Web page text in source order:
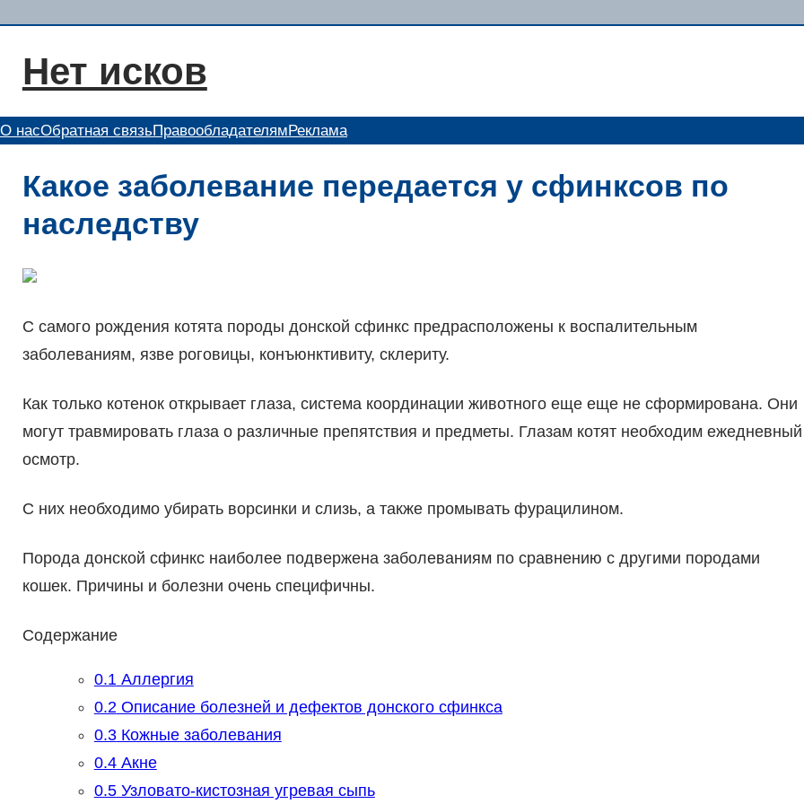
содержимому
Нет исков
О насОбратная связьПравообладателям Реклама
Какое заболевание передается у сфинксов по
наследству
С самого рождения котята породы донской сфинкс предрасположены к воспалительным
заболеваниям, язве роговицы, конъюнктивиту, склериту.
Как только котенок открывает глаза, система координации животного еще еще не сформирована. Они
могут травмировать глаза о различные препятствия и предметы. Глазам котят необходим ежедневный
осмотр.
С них необходимо убирать ворсинки и слизь, а также промывать фурацилином.
Порода донской сфинкс наиболее подвержена заболеваниям по сравнению с другими породами
кошек. Причины и болезни очень специфичны.
Содержание
0.1Аллергия
0.2Описание болезней и дефектов донского сфинкса
0.3Кожные заболевания
0.4Акне
0.5Узловато-кистозная угревая сыпь